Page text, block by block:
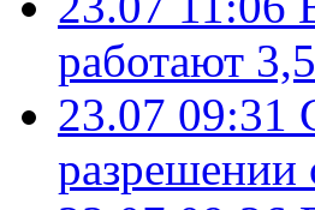
работают
23.07 09:31
разрешении